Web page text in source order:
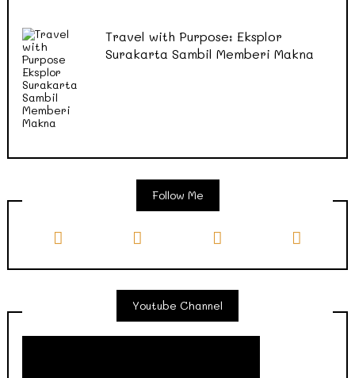
Travel with Purpose: Eksplor
Surakarta Sambil Memberi Makna
Follow Me
Youtube Channel